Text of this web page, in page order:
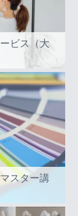
ビス（大
スター講